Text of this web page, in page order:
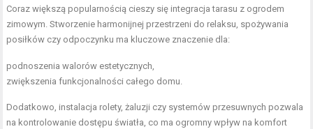
Coraz większą popularnością cieszy się integracja tarasu z ogrodem
zimowym. Stworzenie harmonijnej przestrzeni do relaksu, spożywania
posiłków czy odpoczynku ma kluczowe znaczenie dla:
podnoszenia walorów estetycznych,
zwiększenia funkcjonalności całego domu.
Dodatkowo, instalacja rolety, żaluzji czy systemów przesuwnych pozwala
na kontrolowanie dostępu światła, co ma ogromny wpływ na komfort